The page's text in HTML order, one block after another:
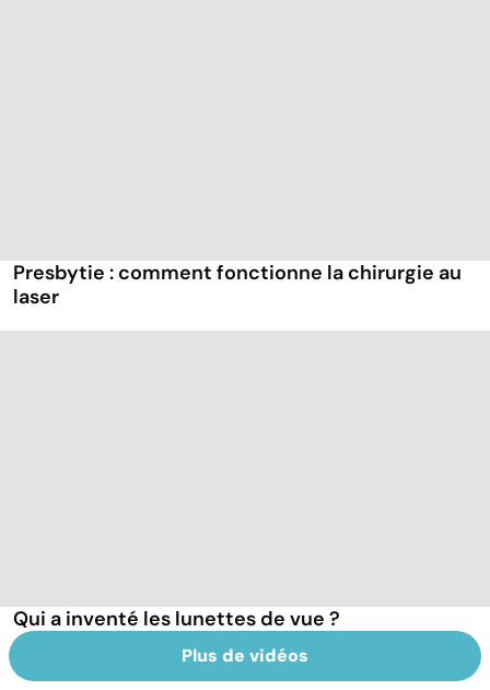
Presbytie : comment fonctionne la chirurgie au
laser
Qui a inventé les lunettes de vue ?
Plus de vidéos